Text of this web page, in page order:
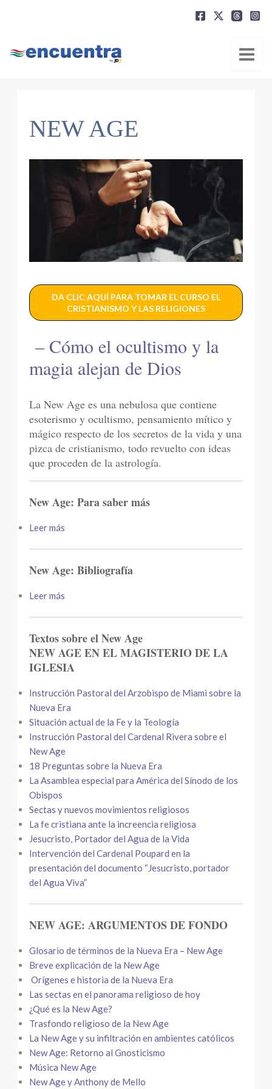
NEW AGE
DA CLIC AQUÍ PARA TOMAR EL CURSO EL
CRISTIANISMO Y LAS RELIGIONES
– Cómo el ocultismo y la
magia alejan de Dios
La New Age es una nebulosa que contiene
esoterismo y ocultismo, pensamiento mítico y
mágico respecto de los secretos de la vida y una
pizca de cristianismo, todo revuelto con ideas
que proceden de la astrología.
New Age: Para saber más
Leer más
New Age: Bibliografía
Leer más
Textos sobre el New Age
NEW AGE EN EL MAGISTERIO DE LA
IGLESIA
Instrucción Pastoral del Arzobispo de Miami sobre la
Nueva Era
Situación actual de la Fe y la Teología
Instrucción Pastoral del Cardenal Rivera sobre el
New Age
18 Preguntas sobre la Nueva Era
La Asamblea especial para América del Sínodo de los
Obispos
Sectas y nuevos movimientos religiosos
La fe cristiana ante la increencia religiosa
Jesucristo, Portador del Agua de la Vida
Intervención del Cardenal Poupard en la
presentación del documento “Jesucristo, portador
del Agua Viva”
NEW AGE: ARGUMENTOS DE FONDO
Glosario de términos de la Nueva Era – New Age
Breve explicación de la New Age
Orígenes e historia de la Nueva Era
Las sectas en el panorama religioso de hoy
¿Qué es la New Age?
Trasfondo religioso de la New Age
La New Age y su infiltración en ambientes católicos
New Age: Retorno al Gnosticismo
Música New Age
New Age y Anthony de Mello